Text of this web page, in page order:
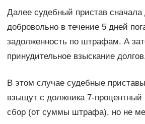
Далее судебный пристав сначала
добровольно в течение 5 дней
задолженность по штрафам. А
принудительное взыскание
В этом случае судебные
взыщут с должника 7-процентный
сбор (от суммы штрафа), но не